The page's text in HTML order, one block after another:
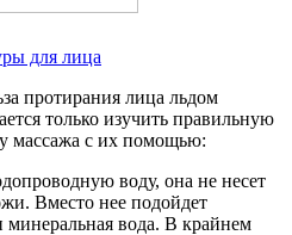
для лица
протирания лица льдом
только изучить правильную
массажа с их помощью:
воду, она не несет
Вместо нее подойдет
минеральная вода. В крайнем